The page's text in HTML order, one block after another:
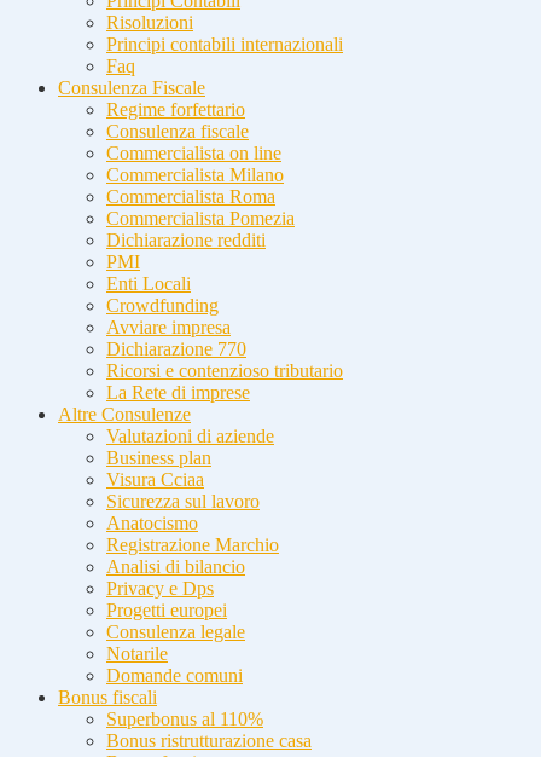
Risoluzioni
Principi contabili internazionali
Faq
Consulenza Fiscale
Regime forfettario
Consulenza fiscale
Commercialista on line
Commercialista Milano
Commercialista Roma
Commercialista Pomezia
Dichiarazione redditi
PMI
Enti Locali
Crowdfunding
Avviare impresa
Dichiarazione 770
Ricorsi e contenzioso tributario
La Rete di imprese
Altre Consulenze
Valutazioni di aziende
Business plan
Visura Cciaa
Sicurezza sul lavoro
Anatocismo
Registrazione Marchio
Analisi di bilancio
Privacy e Dps
Progetti europei
Consulenza legale
Notarile
Domande comuni
Bonus fiscali
Superbonus al 110%
Bonus ristrutturazione casa